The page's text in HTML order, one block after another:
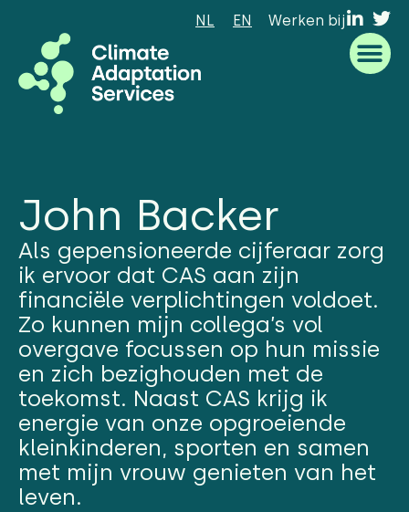
NL EN Werken bij
John Backer
Als gepensioneerde cijferaar zorg
ik ervoor dat CAS aan zijn
financiële verplichtingen voldoet.
Zo kunnen mijn collega’s vol
overgave focussen op hun missie
en zich bezighouden met de
toekomst. Naast CAS krijg ik
energie van onze opgroeiende
kleinkinderen, sporten en samen
met mijn vrouw genieten van het
leven.